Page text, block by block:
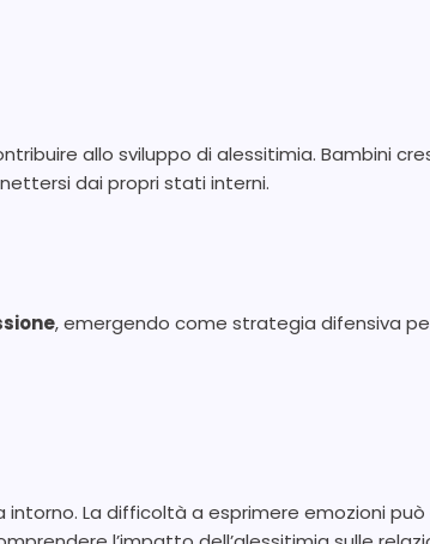
allo sviluppo di alessitimia. Bambini
dai propri stati interni.
, emergendo come strategia difensiva
intorno. La difficoltà a esprimere emozioni